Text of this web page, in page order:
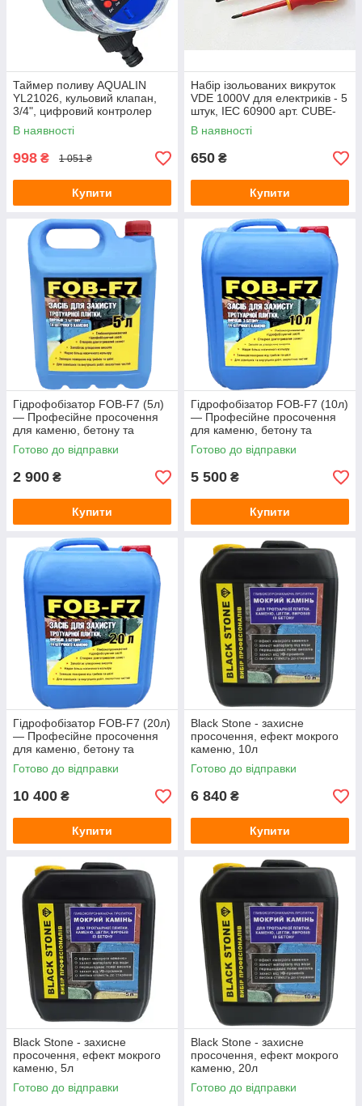
Зарядні станції
Метеостанції
Колориметри (вимірювачі кольору)
Товщиноміри
Вимірювання відстані і розмірів
Термогігрометри (RH)
Тестери електромагнітних полів (НЧ, ВЧ)
Вологоміри зерна
Телеметрія, ендоскопи, бороскопи
Контроль вібрацій
Ручні принтери (маркіратори)
PH-електроди
Таймер поливу AQUALIN
YL21026, кульовий клапан,
3/4", цифровий контролер
подачі води
В наявності
998 ₴ 1 051 ₴
Купити
Набір ізольованих викруток
VDE 1000V для електриків - 5
штук, IEC 60900 арт. CUBE-
1000/5
В наявності
650 ₴
Купити
Гідрофобізатор FOB-F7 (5л)
— Професійне просочення
для каменю, бетону та
тротуарної плитки (захист від
висолів)
Готово до відправки
2 900 ₴
Купити
Гідрофобізатор FOB-F7 (10л)
— Професійне просочення
для каменю, бетону та
тротуарної плитки (захист від
висолів)
Готово до відправки
5 500 ₴
Купити
Гідрофобізатор FOB-F7 (20л)
— Професійне просочення
для каменю, бетону та
тротуарної плитки (захист від
висолів)
Готово до відправки
10 400 ₴
Купити
Black Stone - захисне
просочення, ефект мокрого
каменю, 10л
Готово до відправки
6 840 ₴
Купити
Black Stone - захисне
просочення, ефект мокрого
каменю, 5л
Готово до відправки
Black Stone - захисне
просочення, ефект мокрого
каменю, 20л
Готово до відправки